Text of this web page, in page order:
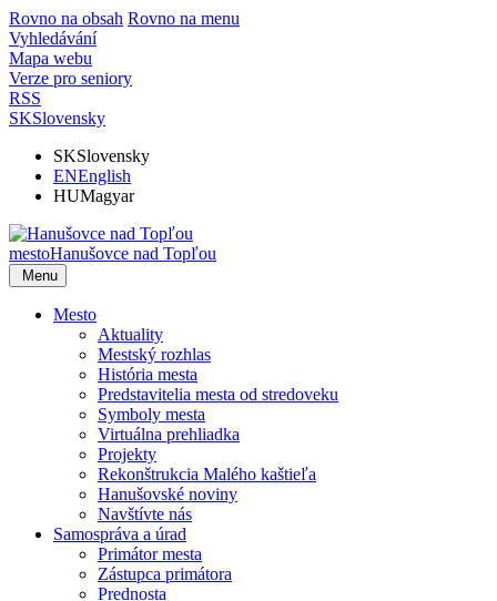
Rovno na obsah Rovno na menu
Vyhledávání
Mapa webu
Verze pro seniory
RSS
SKSlovensky
SKSlovensky
ENEnglish
HUMagyar
mestoHanušovce nad Topľou
Menu
Mesto
Aktuality
Mestský rozhlas
História mesta
Predstavitelia mesta od stredoveku
Symboly mesta
Virtuálna prehliadka
Projekty
Rekonštrukcia Malého kaštieľa
Hanušovské noviny
Navštívte nás
Samospráva a úrad
Primátor mesta
Zástupca primátora
Prednosta